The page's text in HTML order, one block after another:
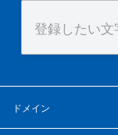
ドメイン